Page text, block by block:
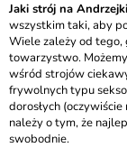
Jaki strój na
wszystkim taki, aby
Wiele zależy od tego,
towarzystwo.
wśród strojów
frywolnych typu
dorosłych
należy o tym, że
swobodnie.